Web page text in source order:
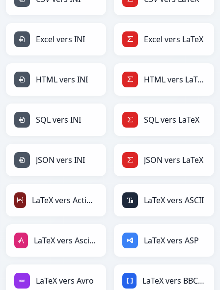
Excel vers INI Excel vers LaTeX
HTML vers INI HTML vers LaTeX
SQL vers INI SQL vers LaTeX
JSON vers INI JSON vers LaTeX
LaTeX vers ActionScript LaTeX vers ASCII
LaTeX vers AsciiDoc LaTeX vers ASP
LaTeX vers Avro LaTeX vers BBCode